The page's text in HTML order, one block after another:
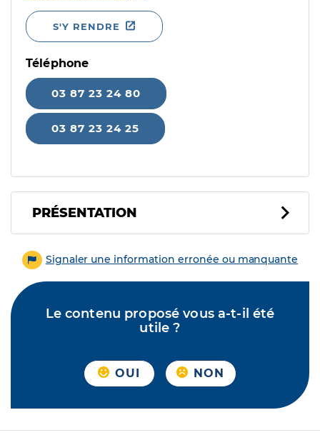
S'Y RENDRE
Téléphone
03 87 23 24 80
03 87 23 24 25
PRÉSENTATION
Signaler une information erronée ou manquante
Le contenu proposé vous a-t-il été
utile ?
OUI NON